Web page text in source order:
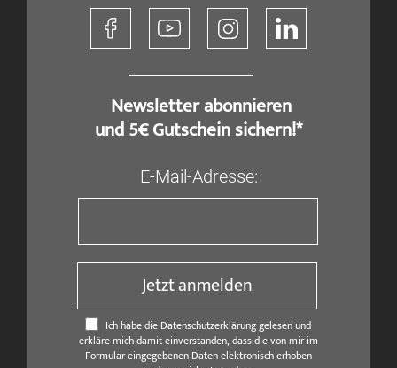
​ Newsletter abonnieren
und 5€ Gutschein sichern!*
E-Mail-Adresse:
Jetzt anmelden
Ich habe die Datenschutzerklärung gelesen und
erkläre mich damit einverstanden, dass die von mir im
Formular eingegebenen Daten elektronisch erhoben